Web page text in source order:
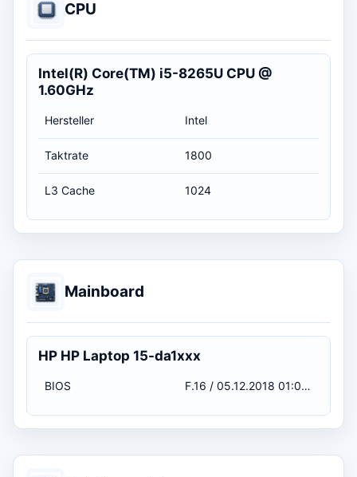
CPU
Intel(R) Core(TM) i5-8265U CPU @
1.60GHz
Hersteller Intel
Taktrate 1800
L3 Cache 1024
Mainboard
HP HP Laptop 15-da1xxx
BIOS F.16 / 05.12.2018 01:00:00